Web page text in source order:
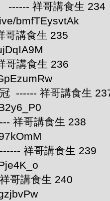
------ 祥哥講食生 234
bmfTEysvtAk
講食生 235
哥講食生 236
------ 祥哥講食生
祥哥講食生 238
祥哥講食生 239
哥講食生 240